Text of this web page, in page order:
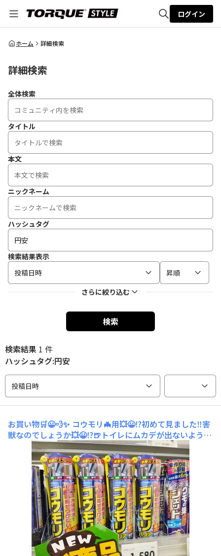
全体検索
ログイン
ホーム 詳細検索
詳細検索
全体検索
タイトル
本文
ニックネーム
ハッシュタグ
検索結果表示
投稿日時
昇順
さらに絞り込む
検索
検索結果 1 件
ハッシュタグ:円安
投稿日時
お買い物🛒😀💨✨ コウモリ🦇用💥😀⁉️初めて見ました‼️害
獣なのでしょうか💥😀⁉️🍺トイレにムカデが出ないように
購入🛒2本パックがお得🛒😀✨メモ用🖊️😀直ぐに無くなり
ます‼️まさかのインクが少ないとか💥⁉️😱詰め替え用あり
ますが10円しか変わらないので新品を✨ナンジャコリャ💥
😀⁉️💦ナンジャコリャ②😀💦ナンジャコリャ